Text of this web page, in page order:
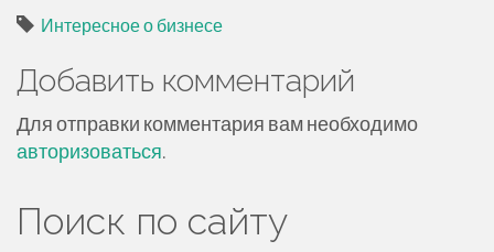
Интересное о бизнесе
Добавить комментарий
Для отправки комментария вам необходимо
авторизоваться.
Поиск по сайту